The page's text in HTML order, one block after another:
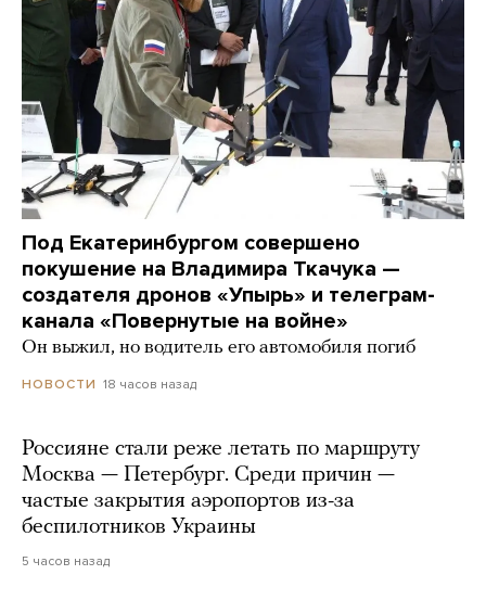
Под Екатеринбургом совершено
покушение на Владимира Ткачука —
создателя дронов «Упырь» и телеграм-
канала «Повернутые на войне»
Он выжил, но водитель его автомобиля погиб
НОВОСТИ 18 часов назад
Россияне стали реже летать по маршруту
Москва — Петербург. Среди причин —
частые закрытия аэропортов из-за
беспилотников Украины
5 часов назад